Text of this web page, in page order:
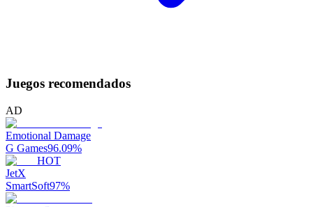
Juegos recomendados
AD
Emotional Damage
G Games96.09%
HOT
JetX
SmartSoft97%